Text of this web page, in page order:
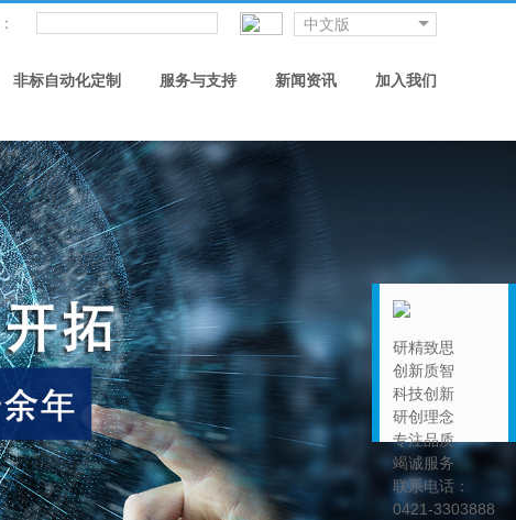
中文版
：
非标自动化定制 服务与支持 新闻资讯 加入我们
研精致思
创新质智
科技创新
研创理念
专注品质
竭诚服务
联系电话：
0421-3303888